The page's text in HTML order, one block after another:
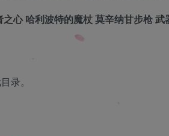
心 哈利波特的魔杖 莫辛纳甘步枪 武
录。